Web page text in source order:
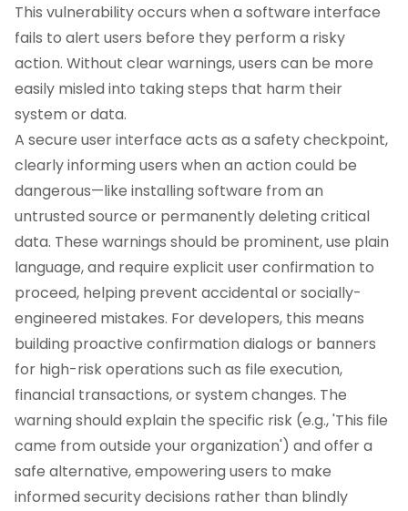
This vulnerability occurs when a software interface
fails to alert users before they perform a risky
action. Without clear warnings, users can be more
easily misled into taking steps that harm their
system or data.
A secure user interface acts as a safety checkpoint,
clearly informing users when an action could be
dangerous—like installing software from an
untrusted source or permanently deleting critical
data. These warnings should be prominent, use plain
language, and require explicit user confirmation to
proceed, helping prevent accidental or socially-
engineered mistakes. For developers, this means
building proactive confirmation dialogs or banners
for high-risk operations such as file execution,
financial transactions, or system changes. The
warning should explain the specific risk (e.g., 'This file
came from outside your organization') and offer a
safe alternative, empowering users to make
informed security decisions rather than blindly